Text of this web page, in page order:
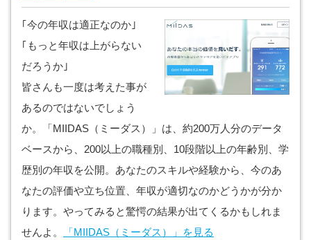
｢今の年収は適正なのか｣
｢もっと年収は上がらない
だろうか｣
皆さんも一度は考えた事が
あるのではないでしょう
か。「MIIDAS（ミーダス）」は、約200万人分のデータ
ベースから、200以上の職種別、10段階以上の年齢別、学
歴別の年収を公開。あなたのスキルや経験から、今のあ
なたの評価や立ち位置、年収が適切なのかどうかが分か
ります。やってみると驚愕の結果が出てくるかもしれま
せんよ。
「MIIDAS（ミーダス）」を見る